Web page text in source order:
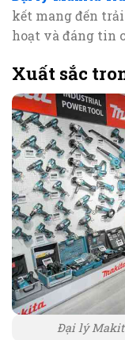
kết mang đến
hoạt và đáng tin
Xuất sắc
Đại lý